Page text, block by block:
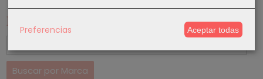
Marcas
Preferencias Aceptar todas